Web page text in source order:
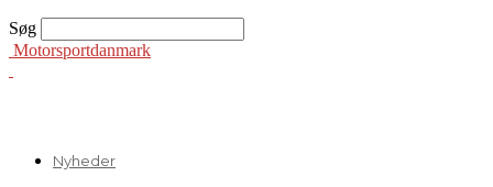
Søg
Motorsportdanmark
Nyheder